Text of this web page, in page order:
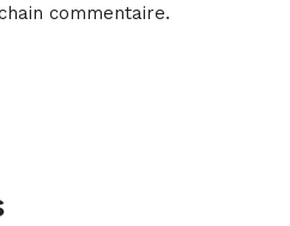
commentaire.